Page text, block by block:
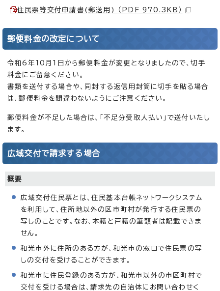
住民票等交付申請書(郵送用) （PDF 970.3KB）
郵便料金の改定について
令和6年10月1日から郵便料金が変更となりましたので、切手
料金にご留意ください。
書類を送付する場合や、同封する返信用封筒に切手を貼る場合
は、郵便料金を間違わないようにご注意ください。
郵便料金が不足した場合は、「不足分受取人払い」で送付いたし
ます。
広域交付で請求する場合
概要
広域交付住民票とは、住民基本台帳ネットワークシステム
を利用して、住所地以外の区市町村が発行する住民票の
写しのことです。なお、本籍と戸籍の筆頭者は記載できま
せん。
和光市外に住所のある方が、和光市の窓口で住民票の写
しの交付を受けることができます。
和光市に住民登録のある方が、和光市以外の市区町村で
交付を受ける場合は、請求先の自治体にお問い合わせく